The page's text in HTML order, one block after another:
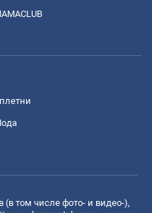
том числе фото- и видео-),